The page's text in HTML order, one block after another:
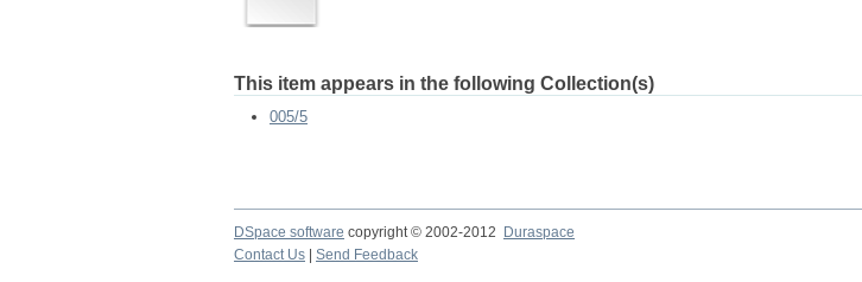
This item appears in the following Collection(s)
005/5
DSpace software copyright © 2002-2012 Duraspace
Contact Us
Send Feedback